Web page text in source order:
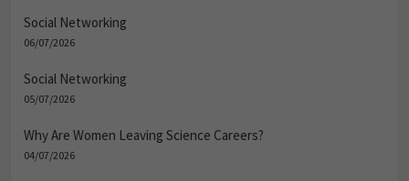
Social Networking
06/07/2026
Social Networking
05/07/2026
Why Are Women Leaving Science Careers?
04/07/2026